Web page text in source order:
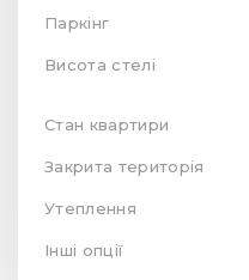
Паркінг
Висота стелі
Стан квартири
Закрита територія
Утеплення
Інші опції